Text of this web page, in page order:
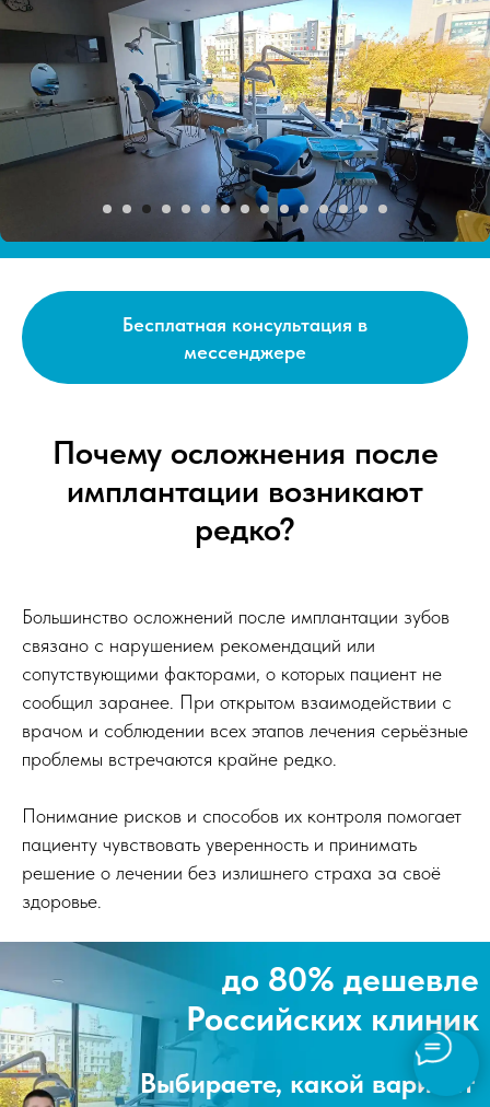
Бесплатная консультация в
мессенджере
Почему осложнения после
имплантации возникают
редко?
Большинство осложнений после имплантации зубов
связано с нарушением рекомендаций или
сопутствующими факторами, о которых пациент не
сообщил заранее. При открытом взаимодействии с
врачом и соблюдении всех этапов лечения серьёзные
проблемы встречаются крайне редко.
Понимание рисков и способов их контроля помогает
пациенту чувствовать уверенность и принимать
решение о лечении без излишнего страха за своё
здоровье.